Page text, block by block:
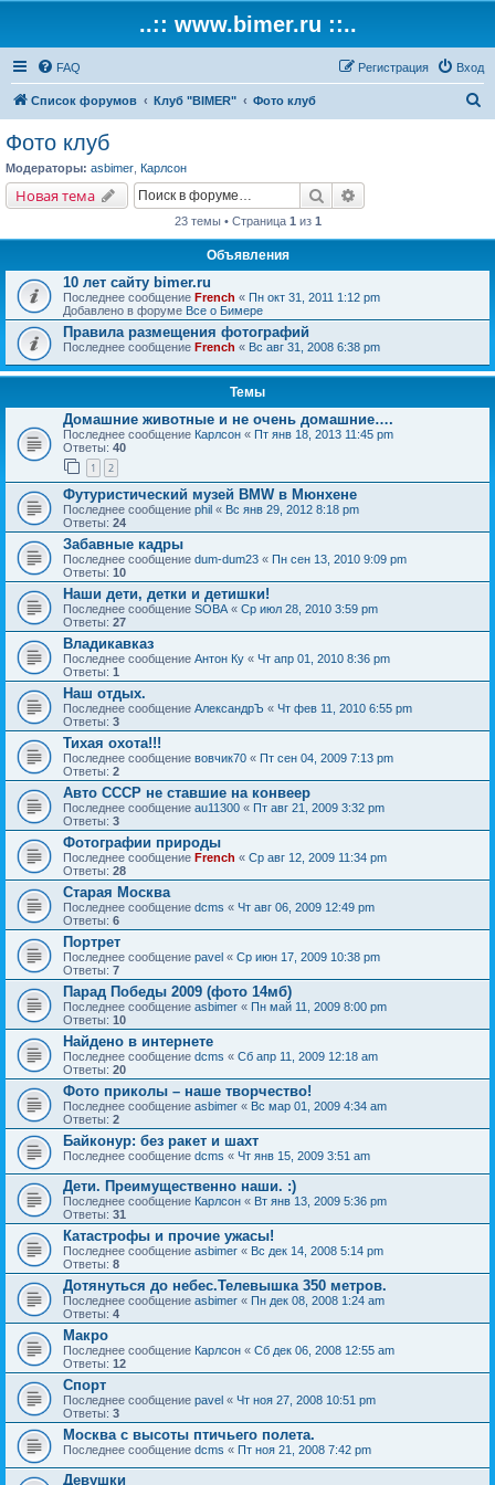
..:: www.bimer.ru ::..
FAQ Вход
Регистрация
Список форумов Клуб "BIMER" Фото клуб
Фото клуб
Модераторы: asbimer Карлсон
Новая тема Поиск
23 темы • Страница 1 из 1
Объявления
10 лет сайту bimer.ru
Последнее сообщение French « Пн окт 31, 2011 1:12 pm
Добавлено в форуме Все о Бимере
Правила размещения фотографий
Последнее сообщение French « Вс авг 31, 2008 6:38 pm
Темы
Домашние животные и не очень домашние….
Последнее сообщение Карлсон « Пт янв 18, 2013 11:45 pm
Ответы: 40
1 2
Футуристический музей BMW в Мюнхене
Последнее сообщение phil « Вс янв 29, 2012 8:18 pm
Ответы: 24
Забавные кадры
Последнее сообщение dum-dum23 « Пн сен 13, 2010 9:09 pm
Ответы: 10
Наши дети, детки и детишки!
Последнее сообщение SOBA « Ср июл 28, 2010 3:59 pm
Ответы: 27
Владикавказ
Последнее сообщение Антон Ку « Чт апр 01, 2010 8:36 pm
Ответы: 1
Наш отдых.
Последнее сообщение АлександрЪ « Чт фев 11, 2010 6:55 pm
Ответы: 3
Тихая охота!!!
Последнее сообщение вовчик70 « Пт сен 04, 2009 7:13 pm
Ответы: 2
Авто СССР не ставшие на конвеер
Последнее сообщение au11300 « Пт авг 21, 2009 3:32 pm
Ответы: 3
Фотографии природы
Последнее сообщение French « Ср авг 12, 2009 11:34 pm
Ответы: 28
Старая Москва
Последнее сообщение dcms « Чт авг 06, 2009 12:49 pm
Ответы: 6
Портрет
Последнее сообщение pavel « Ср июн 17, 2009 10:38 pm
Ответы: 7
Парад Победы 2009 (фото 14мб)
Последнее сообщение asbimer « Пн май 11, 2009 8:00 pm
Ответы: 10
Найдено в интернете
Последнее сообщение dcms « Сб апр 11, 2009 12:18 am
Ответы: 20
Фото приколы – наше творчество!
Последнее сообщение asbimer « Вс мар 01, 2009 4:34 am
Ответы: 2
Байконур: без ракет и шахт
Последнее сообщение dcms « Чт янв 15, 2009 3:51 am
Дети. Преимущественно наши. :)
Последнее сообщение Карлсон « Вт янв 13, 2009 5:36 pm
Ответы: 31
Катастрофы и прочие ужасы!
Последнее сообщение asbimer « Вс дек 14, 2008 5:14 pm
Ответы: 8
Дотянуться до небес.Телевышка 350 метров.
Последнее сообщение asbimer « Пн дек 08, 2008 1:24 am
Ответы: 4
Макро
Последнее сообщение Карлсон « Сб дек 06, 2008 12:55 am
Ответы: 12
Спорт
Последнее сообщение pavel « Чт ноя 27, 2008 10:51 pm
Ответы: 3
Москва с высоты птичьего полета.
Последнее сообщение dcms « Пт ноя 21, 2008 7:42 pm
Девушки